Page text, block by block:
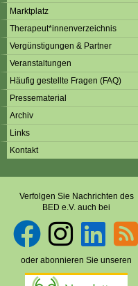
Marktplatz
Therapeut*innenverzeichnis
Vergünstigungen & Partner
Veranstaltungen
Häufig gestellte Fragen (FAQ)
Pressematerial
Archiv
Links
Kontakt
Verfolgen Sie Nachrichten des
BED e.V. auch bei
oder abonnieren Sie unseren